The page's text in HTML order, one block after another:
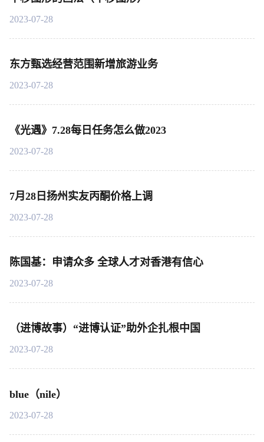
2023-07-28
东方甄选经营范围新增旅游业务
2023-07-28
《光遇》7.28每日任务怎么做2023
2023-07-28
7月28日扬州实友丙酮价格上调
2023-07-28
陈国基：申请众多 全球人才对香港有信心
2023-07-28
（进博故事）“进博认证”助外企扎根中国
2023-07-28
blue（nile）
2023-07-28